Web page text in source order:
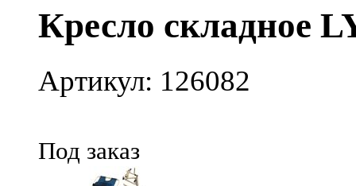
Кресло складное
Артикул: 126082
Под заказ